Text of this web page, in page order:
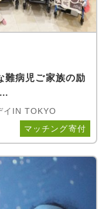
難病児ご家族の励
イIN TOKYO
マッチング寄付